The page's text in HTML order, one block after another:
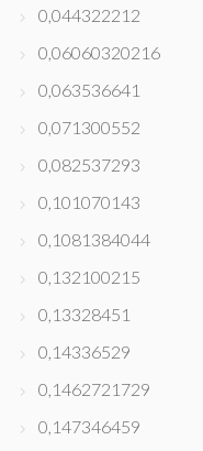
0,044322212
0,06060320216
0,063536641
0,071300552
0,082537293
0,101070143
0,1081384044
0,132100215
0,13328451
0,14336529
0,1462721729
0,147346459